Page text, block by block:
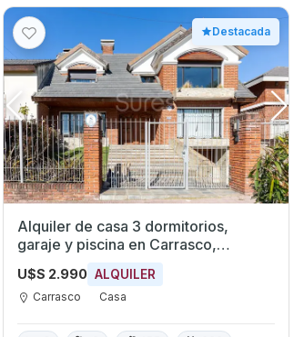
Destacada
Alquiler de casa 3 dormitorios,
garaje y piscina en Carrasco,
Montevideo
U$S 2.990 ALQUILER
Carrasco Casa